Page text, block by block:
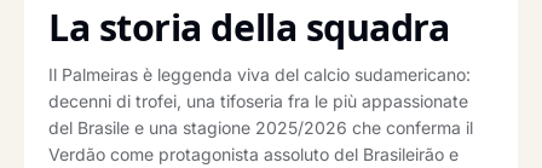
La storia della squadra
Il Palmeiras è leggenda viva del calcio sudamericano:
decenni di trofei, una tifoseria fra le più appassionate
del Brasile e una stagione 2025/2026 che conferma il
Verdão come protagonista assoluto del Brasileirão e